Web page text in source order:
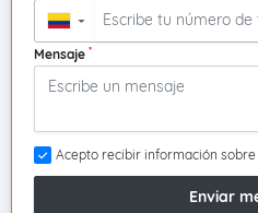
▼
Mensaje *
Acepto recibir información
Enviar